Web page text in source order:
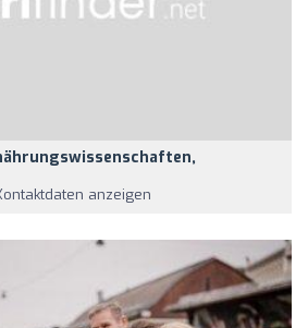
anzeigen